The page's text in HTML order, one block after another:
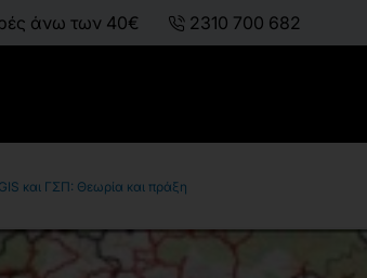
άνω των 40€ 2310 700 682
και ΓΣΠ: Θεωρία και πράξη